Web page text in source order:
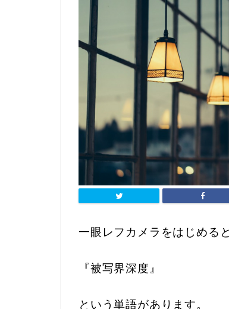
一眼レフカメラをはじめる
『被写界深度』
という単語があります。